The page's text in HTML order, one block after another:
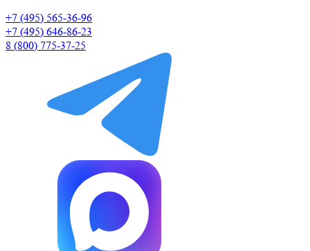
+7 (495) 565-36-96
+7 (495) 646-86-23
8 (800) 775-37-25